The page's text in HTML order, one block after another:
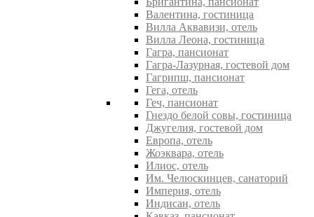
Валентина, гостиница
Вилла Аквавизи, отель
Вилла Леона, гостиница
Гагра, пансионат
Гагра-Лазурная, гостевой дом
Гагрипш, пансионат
Гега, отель
Геч, пансионат
Гнездо белой совы, гостиница
Джугелия, гостевой дом
Европа, отель
Жоэквара, отель
Илиос, отель
Им. Челюскинцев, санаторий
Империя, отель
Индисан, отель